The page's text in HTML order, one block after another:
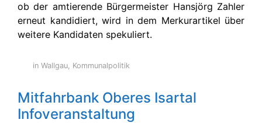
ob der amtierende Bürgermeister Hansjörg Zahler
erneut kandidiert, wird in dem Merkurartikel über
weitere Kandidaten spekuliert.
in Wallgau, Kommunalpolitik
Mitfahrbank Oberes Isartal
Infoveranstaltung